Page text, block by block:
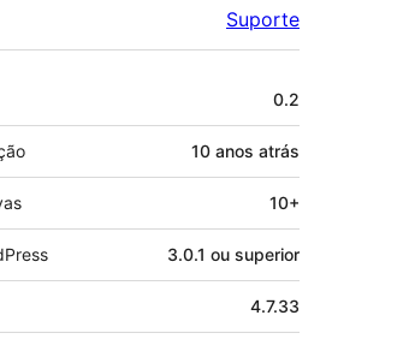
Suporte
0.2
10 anos atrás
10+
3.0.1 ou superior
4.7.33